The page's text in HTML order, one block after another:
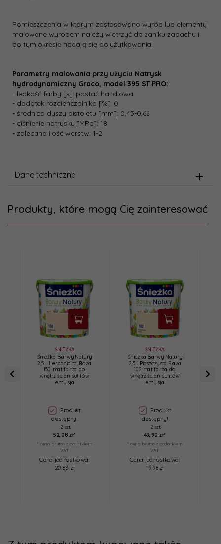
Pomieszczenia w którym zastosowano wyrób lub elementy
malowane wyrobem należy wietrzyć do zaniku zapachu i
po tym okresie nadają się do użytkowania.
Parametry malowania przy użyciu Natrysk
hydrodynamiczny Graco, model 395 ST PRO:
- lepkość farby [s]: postać handlowa
- dodatek rozcieńczalnika [%]: 0
- średnica dyszy pistoletu [mm]: 0,43-0,66
- ciśnienie natrysku [MPa]: 18
- zalecana ilość warstw: 1-2
Dane techniczne
Produkty, które mogą Cię zainteresować
ŚNIEŻKA
Śnieżka Barwy Natury
2,5L Herbaciana Róża
150 mat farba do
wnętrz ścian sufitów
emulsja
Produkt
dostępny!
2 szt.
52, 08 zł*
* cena brutto z podatkiem
VAT
Cena jednostkowa:
20.83 zł
ŚNIEŻKA
Śnieżka Barwy Natury
2,5L Piaszczysta Plaża
102 mat farba do
wnętrz ścian sufitów
emulsja
Produkt
dostępny!
2 szt.
49, 90 zł*
* cena brutto z podatkiem
VAT
Cena jednostkowa:
19.96 zł